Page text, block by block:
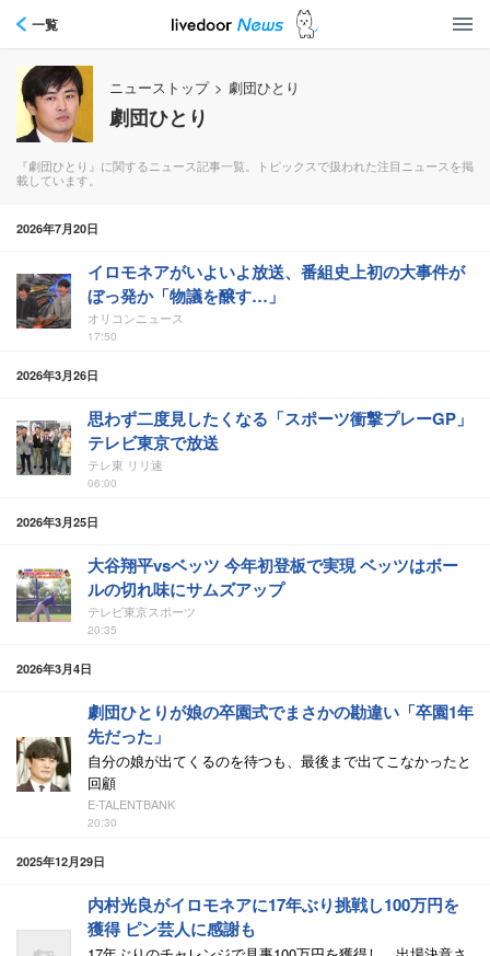
一覧
ニューストップ > 劇団ひとり
劇団ひとり
『劇団ひとり』に関するニュース記事一覧。トピックスで扱われた注目ニュースを掲
載しています。
2026年7月20日
イロモネアがいよいよ放送、番組史上初の大事件が
ぼっ発か「物議を醸す…」
オリコンニュース
17:50
2026年3月26日
思わず二度見したくなる「スポーツ衝撃プレーGP」
テレビ東京で放送
テレ東 リリ速
06:00
2026年3月25日
大谷翔平vsベッツ 今年初登板で実現 ベッツはボー
ルの切れ味にサムズアップ
テレビ東京スポーツ
20:35
2026年3月4日
劇団ひとりが娘の卒園式でまさかの勘違い「卒園1年
先だった」
自分の娘が出てくるのを待つも、最後まで出てこなかったと
回顧
E-TALENTBANK
20:30
2025年12月29日
内村光良がイロモネアに17年ぶり挑戦し100万円を
獲得 ピン芸人に感謝も